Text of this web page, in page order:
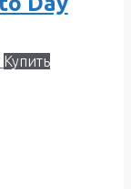
Купить